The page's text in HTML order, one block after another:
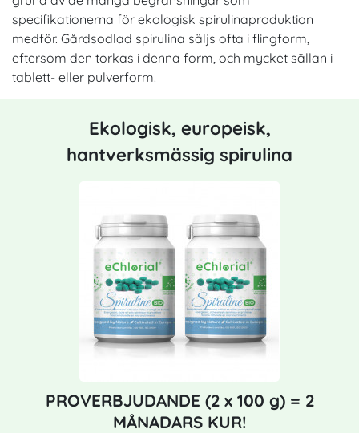
specifikationerna för ekologisk spirulinaproduktion
medför. Gårdsodlad spirulina säljs ofta i flingform,
eftersom den torkas i denna form, och mycket sällan i
tablett- eller pulverform.
Ekologisk, europeisk,
hantverksmässig spirulina
PROVERBJUDANDE (2 x 100 g) = 2
MÅNADARS KUR!